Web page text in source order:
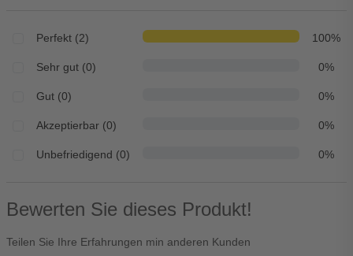
Perfekt (2) 100%
Sehr gut (0) 0%
Gut (0) 0%
Akzeptierbar (0) 0%
Unbefriedigend (0) 0%
Bewerten Sie dieses Produkt!
Teilen Sie Ihre Erfahrungen min anderen Kunden